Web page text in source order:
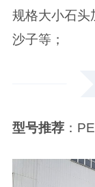
规格大小石头
沙子等；
型号推荐：